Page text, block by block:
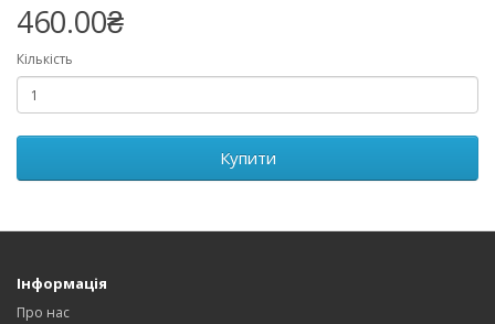
460.00₴
Кількість
Купити
Інформація
Про нас